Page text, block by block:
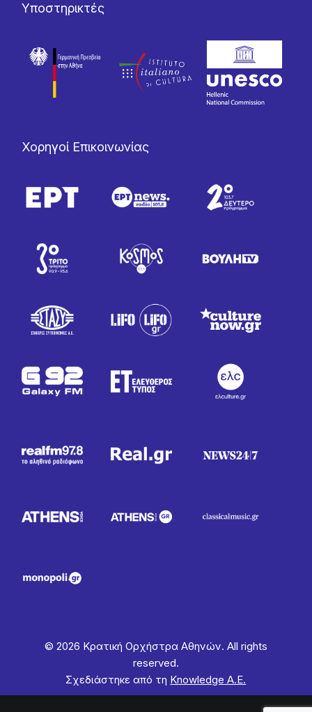
Υποστηρικτές
Χορηγοί Επικοινωνίας
© 2026 Κρατική Ορχήστρα Αθηνών. All rights
reserved.
Σχεδιάστηκε από τη Knowledge Α.Ε.